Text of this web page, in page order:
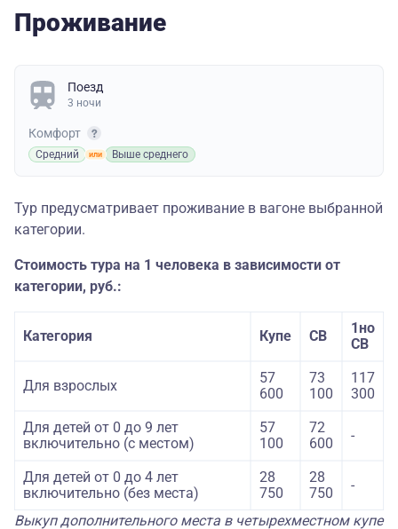
Проживание
Поезд
3 ночи
Комфорт
Средний Выше среднего
Тур предусматривает проживание в вагоне выбранной
категории.
Стоимость тура на 1 человека в зависимости от
категории, руб.:
Категория Купе СВ
1но
СВ
Для взрослых
57
600
73
100
117
300
Для детей от 0 до 9 лет
включительно (с местом)
57
100
72
600
-
Для детей от 0 до 4 лет
включительно (без места)
28
750
28
750
-
Выкуп дополнительного места в четырехместном купе